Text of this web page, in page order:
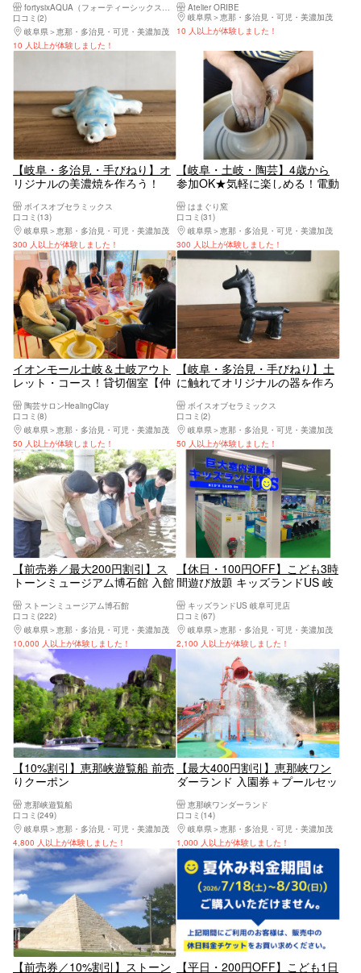
口コミ(2)
岐阜県
恵那・多治見・可児・美濃加茂
10 人以上が体験しました！
Atelier ORIBE
岐阜県
恵那・多治見・可児・美濃加茂
10 人以上が体験しました！
【岐阜・多治見・手びねり】オ
リジナルの美濃焼を作ろう！
ボイスオブセラミックス
口コミ(13)
岐阜県
恵那・多治見・可児・美濃加茂
300 人以上が体験しました！
【岐阜・土岐・陶芸】4歳から
参加OK★気軽に楽しめる！電動
500g）
はまぐり窯
口コミ(31)
岐阜県
恵那・多治見・可児・美濃加茂
300 人以上が体験しました！
イオンモール土岐＆土岐アウト
レット・コース！貸切個室【仲
体験★ろくろ＆手びねり小物作
り／カップル・グループに人気
／せと品野IC～18分
陶芸サロンHealingClay
口コミ(8)
岐阜県
恵那・多治見・可児・美濃加茂
50 人以上が体験しました！
【岐阜・多治見・手びねり】土
に触れてオリジナルの器を作ろ
ボイスオブセラミックス
口コミ(2)
岐阜県
恵那・多治見・可児・美濃加茂
50 人以上が体験しました！
【前売券／最大200円割引】ス
トーンミュージアム博石館 入館
ストーンミュージアム博石館
口コミ(222)
岐阜県
恵那・多治見・可児・美濃加茂
10,000 人以上が体験しました！
【休日・100円OFF】こども3時
間遊び放題 キッズランドUS 岐
キッズランドUS 岐阜可児店
口コミ(67)
岐阜県
恵那・多治見・可児・美濃加茂
2,100 人以上が体験しました！
【10%割引】恵那峡遊覧船 前売
りクーポン
恵那峡遊覧船
口コミ(249)
岐阜県
恵那・多治見・可児・美濃加茂
4,800 人以上が体験しました！
【最大400円割引】恵那峡ワン
ダーランド 入園券＋プールセッ
恵那峡ワンダーランド
口コミ(14)
岐阜県
恵那・多治見・可児・美濃加茂
1,000 人以上が体験しました！
【前売券／10%割引】ストーン
【平日・200円OFF】こども1日